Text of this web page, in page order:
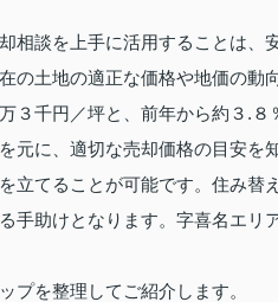
相談を上手に活用することは、
の土地の適正な価格や地価の動
３千円／坪と、前年から約３.
に、適切な売却価格の目安を
立てることが可能です。住み替
手助けとなります。字喜名エリ
プを整理してご紹介します。